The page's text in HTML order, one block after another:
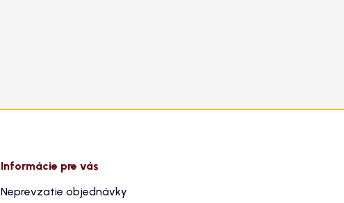
Informácie pre vás
Neprevzatie objednávky